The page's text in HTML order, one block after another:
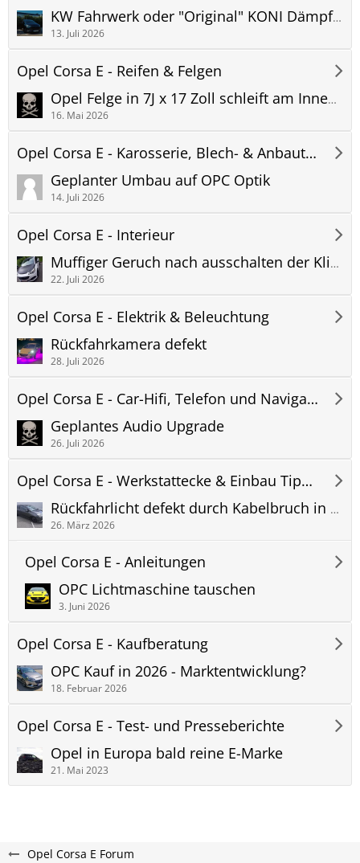
KW Fahrwerk oder "Original" KONI Dämpfer...
13. Juli 2026
Opel Corsa E - Reifen & Felgen
Opel Felge in 7J x 17 Zoll schleift am Innenradhaus
16. Mai 2026
Opel Corsa E - Karosserie, Blech- & Anbauteile
Geplanter Umbau auf OPC Optik
14. Juli 2026
Opel Corsa E - Interieur
Muffiger Geruch nach ausschalten der Klimaanlage
22. Juli 2026
Opel Corsa E - Elektrik & Beleuchtung
Rückfahrkamera defekt
28. Juli 2026
Opel Corsa E - Car-Hifi, Telefon und Navigation
Geplantes Audio Upgrade
26. Juli 2026
Opel Corsa E - Werkstattecke & Einbau Tipps & Tricks
Rückfahrlicht defekt durch Kabelbruch in der Heckklappe
26. März 2026
Opel Corsa E - Anleitungen
OPC Lichtmaschine tauschen
3. Juni 2026
Opel Corsa E - Kaufberatung
OPC Kauf in 2026 - Marktentwicklung?
18. Februar 2026
Opel Corsa E - Test- und Presseberichte
Opel in Europa bald reine E-Marke
21. Mai 2023
Opel Corsa E Forum